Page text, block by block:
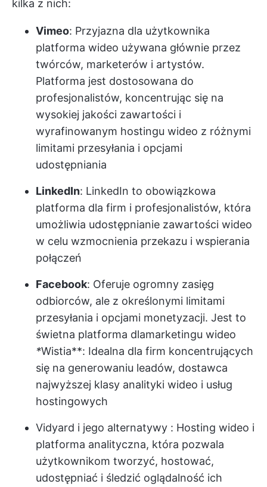
kilka z nich:
Vimeo: Przyjazna dla użytkownika
platforma wideo używana głównie przez
twórców, marketerów i artystów.
Platforma jest dostosowana do
profesjonalistów, koncentrując się na
wysokiej jakości zawartości i
wyrafinowanym hostingu wideo z różnymi
limitami przesyłania i opcjami
udostępniania
LinkedIn: LinkedIn to obowiązkowa
platforma dla firm i profesjonalistów, która
umożliwia udostępnianie zawartości wideo
w celu wzmocnienia przekazu i wspierania
połączeń
Facebook: Oferuje ogromny zasięg
odbiorców, ale z określonymi limitami
przesyłania i opcjami monetyzacji. Jest to
świetna platforma dlamarketingu wideo
*Wistia**: Idealna dla firm koncentrujących
się na generowaniu leadów, dostawca
najwyższej klasy analityki wideo i usług
hostingowych
Vidyard i jego alternatywy : Hosting wideo i
platforma analityczna, która pozwala
użytkownikom tworzyć, hostować,
udostępniać i śledzić oglądalność ich